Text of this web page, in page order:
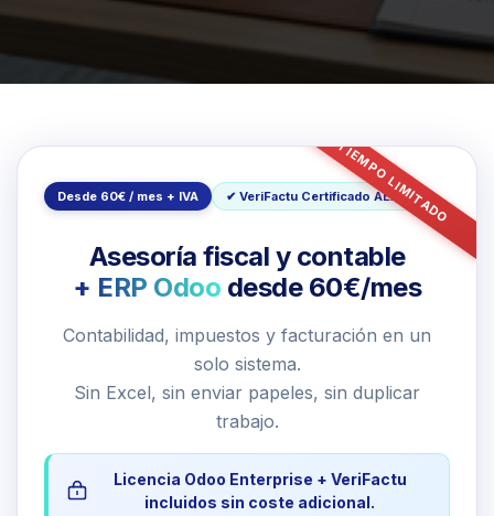
TIEMPO LIMITADO
Desde 60€ / mes + IVA ✔ VeriFactu Certificado AEAT
Asesoría fiscal y contable
+ ERP Odoo desde 60€/mes
Contabilidad, impuestos y facturación en un
solo sistema.
Sin Excel, sin enviar papeles, sin duplicar
trabajo.
Licencia Odoo Enterprise + VeriFactu
incluidos sin coste adicional.